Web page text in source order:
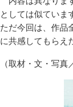
としては似ていま
ただ今回は、作品
に共感してもらえ
（取材・文・写真